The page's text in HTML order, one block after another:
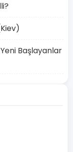
Başlayanlar